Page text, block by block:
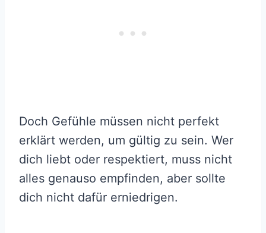
Doch Gefühle müssen nicht perfekt
erklärt werden, um gültig zu sein. Wer
dich liebt oder respektiert, muss nicht
alles genauso empfinden, aber sollte
dich nicht dafür erniedrigen.